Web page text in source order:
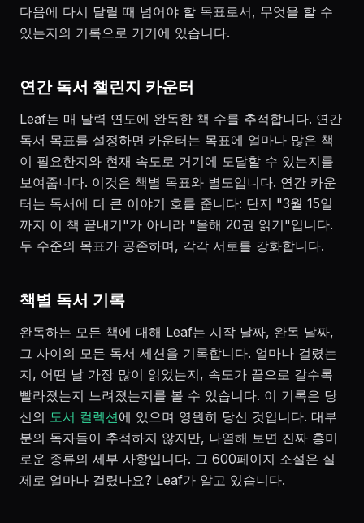
다음에 다시 달릴 때 넘어야 할 목표로서, 무엇을 할 수
있는지의 기록으로 거기에 있습니다.
연간 독서 챌린지 카운터
Leaf는 매 달력 연도에 완독한 책 수를 추적합니다. 연간
독서 목표를 설정하면 카운터는 목표에 얼마나 많은 책
이 필요한지와 현재 속도로 거기에 도달할 수 있는지를
보여줍니다. 이것은 책별 목표와 별도입니다. 연간 카운
터는 독서에 더 큰 이야기 호를 줍니다: 단지 "3월 15일
까지 이 책 끝내기"가 아니라 "올해 20권 읽기"입니다.
두 수준의 목표가 공존하며, 각각 서로를 강화합니다.
책별 독서 기록
완독하는 모든 책에 대해 Leaf는 시작 날짜, 완독 날짜,
그 사이의 모든 독서 세션을 기록합니다. 얼마나 걸렸는
지, 어떤 날 가장 많이 읽었는지, 속도가 끝으로 갈수록
빨라졌는지 느려졌는지를 볼 수 있습니다. 이 기록은 당
신의 도서 컬렉션에 있으며 영원히 당신 것입니다. 대부
분의 독자들이 추적하지 않지만, 나열해 보면 진짜 흥미
로운 종류의 세부 사항입니다. 그 600페이지 소설은 실
제로 얼마나 걸렸나요? Leaf가 알고 있습니다.